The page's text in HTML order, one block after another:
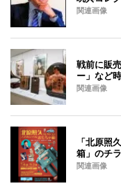
関連画像
戦前に販
ー」など
関連画像
「北原照
箱」のチ
関連画像